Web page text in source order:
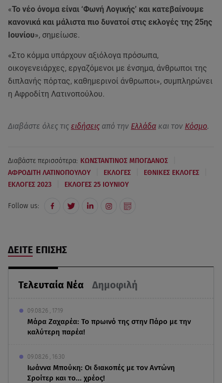
Τελευταία Νέα Δημοφιλή
09.08.26 , 17:19
Μάρα Ζαχαρέα: Το πρωινό της στην Πάρο με την
καλύτερη παρέα!
09.08.26 , 16:30
Ιωάννα Μπούκη: Οι διακοπές με τον Αντώνη
Σροίτερ και το... χρέος!
«Το νέο όνομα είναι ‘Φωνή Λογικής’ και κατεβαίνουμε
κανονικά και μάλιστα πιο δυνατοί στις εκλογές της 25ης
Ιουνίου», σημείωσε.
«Στο κόμμα υπάρχουν αξιόλογα πρόσωπα,
οικογενειάρχες, εργαζόμενοι με ένσημα, άνθρωποι της
διπλανής πόρτας, καθημερινοί άνθρωποι», συμπληρώνει
η Αφροδίτη Λατινοπούλου.
Διαβάστε όλες τις ειδήσεις από την Ελλάδα και τον Κόσμο.
Διαβάστε περισσότερα: ΚΩΝΣΤΑΝΤΙΝΟΣ ΜΠΟΓΔΑΝΟΣ
ΑΦΡΟΔΙΤΗ ΛΑΤΙΝΟΠΟΥΛΟΥ ΕΚΛΟΓΕΣ ΕΘΝΙΚΕΣ ΕΚΛΟΓΕΣ
ΕΚΛΟΓΕΣ 2023 ΕΚΛΟΓΕΣ 25 ΙΟΥΝΙΟΥ
Follow us:
ΔΕΙΤΕ ΕΠΙΣΗΣ